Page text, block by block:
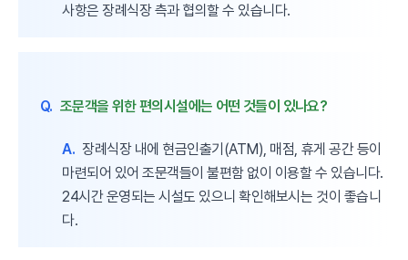
사항은 장례식장 측과 협의할 수 있습니다.
Q. 조문객을 위한 편의시설에는 어떤 것들이 있나요?
A. 장례식장 내에 현금인출기(ATM), 매점, 휴게 공간 등이
마련되어 있어 조문객들이 불편함 없이 이용할 수 있습니다.
24시간 운영되는 시설도 있으니 확인해보시는 것이 좋습니
다.